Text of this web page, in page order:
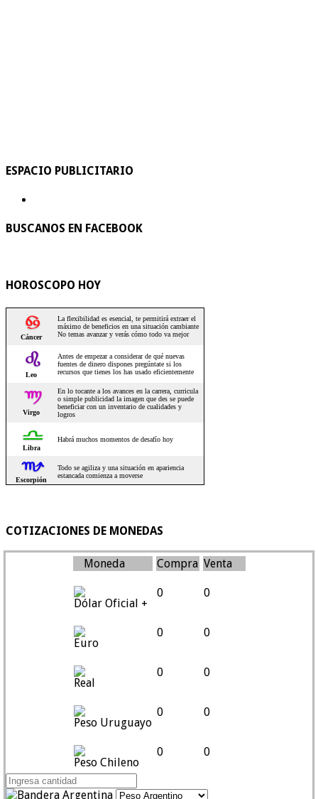
ESPACIO PUBLICITARIO
BUSCANOS EN FACEBOOK
HOROSCOPO HOY
COTIZACIONES DE MONEDAS
Moneda Compra Venta
Dólar Oficial +
0 0
Euro
0 0
Real
0 0
Peso Uruguayo
0 0
Peso Chileno
0 0